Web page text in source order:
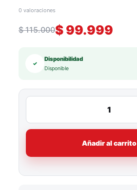
0 valoraciones
$115.000$99.999
✓
Disponibilidad
Disponible
Añadir al carrito